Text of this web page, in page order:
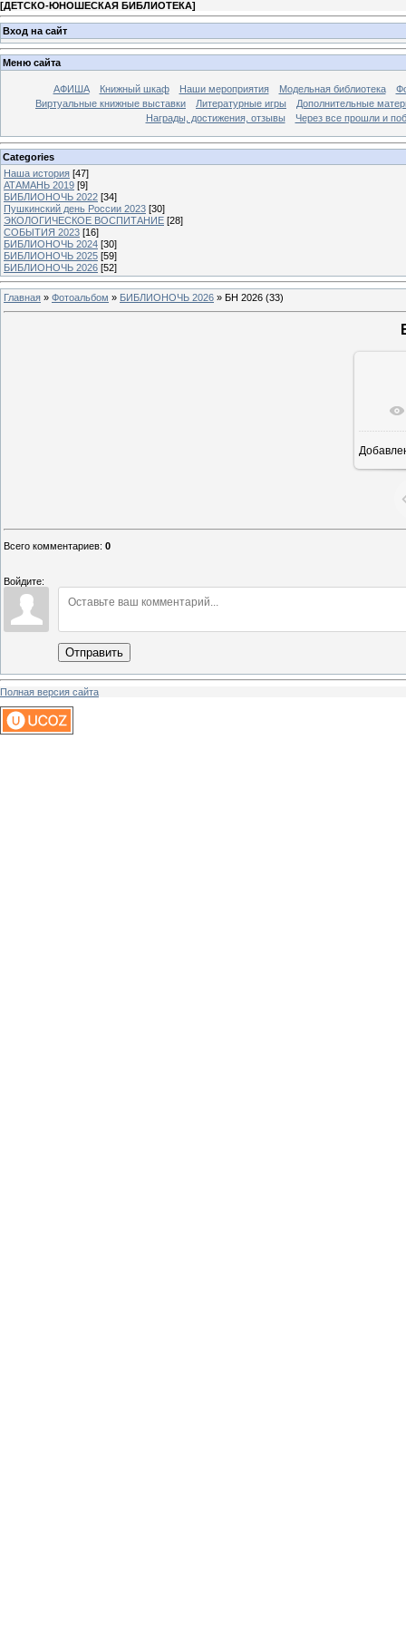
[ДЕТСКО-ЮНОШЕСКАЯ БИБЛИОТЕКА]
Вход на сайт
Меню сайта
АФИША Книжный шкаф Наши мероприятия Модельная библиотека
Виртуальные книжные выставки
Литературные игры
Дополнительные
Награды, достижения, отзывы
Через все прошли и
Categories
Наша история [47]
АТАМАНЬ 2019 [9]
БИБЛИОНОЧЬ 2022 [34]
Пушкинский день России 2023 [30]
ЭКОЛОГИЧЕСКОЕ ВОСПИТАНИЕ [28]
СОБЫТИЯ 2023 [16]
БИБЛИОНОЧЬ 2024 [30]
БИБЛИОНОЧЬ 2025 [59]
БИБЛИОНОЧЬ 2026 [52]
Главная » Фотоальбом » БИБЛИОНОЧЬ 2026 » БН 2026 (33)
Всего комментариев: 0
Войдите:
Отправить
Полная версия сайта